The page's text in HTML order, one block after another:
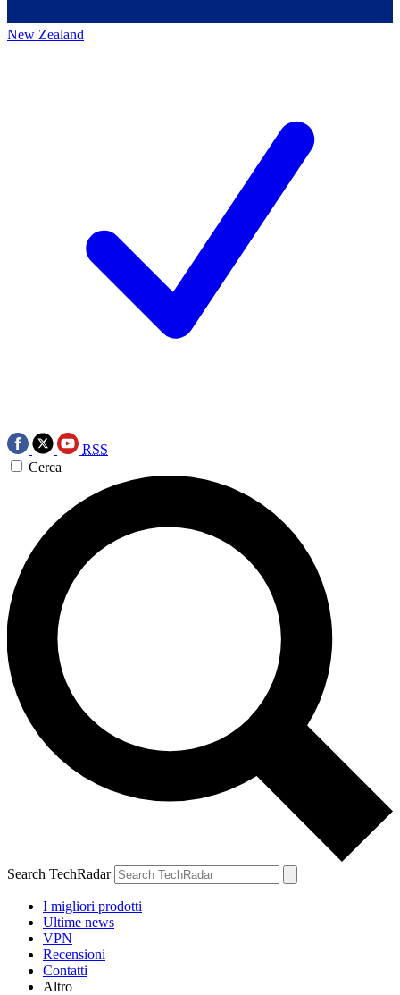
New Zealand
RSS
Cerca
Search TechRadar
I migliori prodotti
Ultime news
VPN
Recensioni
Contatti
Altro